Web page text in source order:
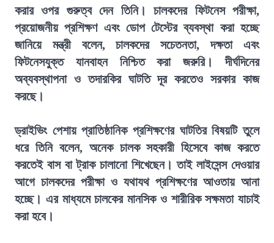
করার ওপর গুরুত্ব দেন তিনি। চালকদের ফিটনেস পরীক্ষা,
প্রয়োজনীয় প্রশিক্ষণ এবং ডোপ টেস্টের ব্যবস্থা করা হচ্ছে
জানিয়ে মন্ত্রী বলেন, চালকদের সচেতনতা, দক্ষতা এবং
ফিটনেসযুক্ত যানবাহন নিশ্চিত করা জরুরি। দীর্ঘদিনের
অব্যবস্থাপনা ও তদারকির ঘাটতি দূর করতেও সরকার কাজ
করছে।
ড্রাইভিং পেশায় প্রাতিষ্ঠানিক প্রশিক্ষণের ঘাটতির বিষয়টি তুলে
ধরে তিনি বলেন, অনেক চালক সহকারী হিসেবে কাজ করতে
করতেই বাস বা ট্রাক চালানো শিখেছেন। তাই লাইসেন্স দেওয়ার
আগে চালকদের পরীক্ষা ও যথাযথ প্রশিক্ষণের আওতায় আনা
হচ্ছে। এর মাধ্যমে চালকের মানসিক ও শারীরিক সক্ষমতা যাচাই
করা হবে।